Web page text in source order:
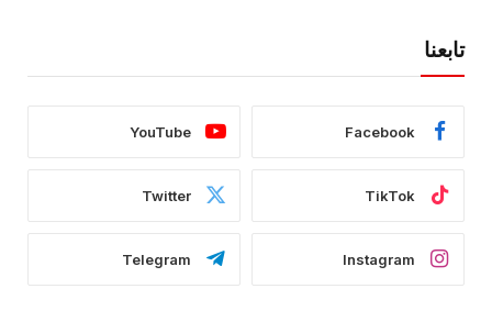
تابعنا
Facebook
YouTube
TikTok
Twitter
Instagram
Telegram